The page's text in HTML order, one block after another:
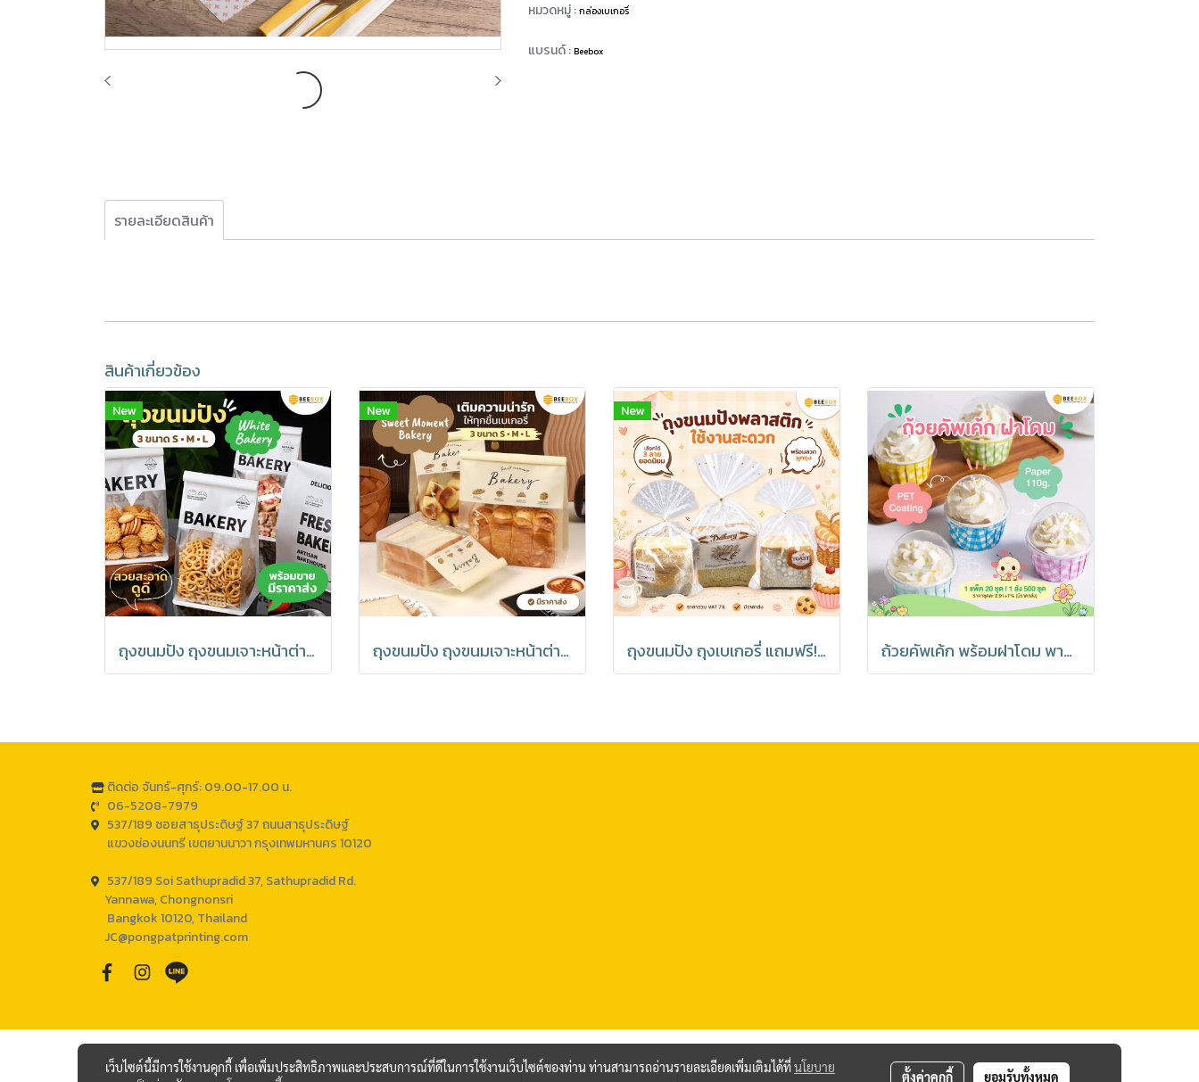
หมวดหมู่ : กล่องเบเกอรี่
แบรนด์ : Beebox
รายละเอียดสินค้า
สินค้าเกี่ยวข้อง
New
ถุงขนมปัง ถุงขนมเจาะหน้าต่าง ถุงเบเกอรี่ ซองขนม เจาะหน้าต่าง พร้อมลวดรัดที่ปากถุง ลาย Bakery มีราคาส่ง (1แพ็ค : 20 ชิ้น)
New
ถุงขนมปัง ถุงขนมเจาะหน้าต่าง ถุงเบเกอรี่ ซองขนม เจาะหน้าต่าง พร้อมลวดรัดที่ปากถุง มีราคาส่ง (1แพ็ค : 20 ชิ้น)
New
ถุงขนมปัง ถุงเบเกอรี่ แถมฟรี! ลวดปิดปากถุง มีราคาส่ง (1 แพค 50 ชิ้น) ถ้วยคัพเค้ก พร้อมฝาโดม พาสเทล อบได้ มีราคาส่ง (1 แพค 20 ชุด)
ติดต่อ จันทร์-ศุกร์: 09.00-17.00 น.
06-5208-7979
537/189 ซอยสาธุประดิษฐ์ 37 ถนนสาธุประดิษฐ์
แขวงช่องนนทรี เขตยานนาวา กรุงเทพมหานคร 10120
537/189 Soi Sathupradid 37, Sathupradid Rd.
Yannawa, Chongnonsri
Bangkok 10120, Thailand
JC@pongpatprinting.com
ผู้เข้าชมวันนี้ 487
เว็บไซต์นี้มีการใช้งานคุกกี้ เพื่อเพิ่มประสิทธิภาพและประสบการณ์ที่ดีในการใช้งานเว็บไซต์ของท่าน ท่านสามารถอ่านรายละเอียดเพิ่มเติมได้ที่นโยบาย
ตั้งค่าคุกกี้ ยอมรับทั้งหมด